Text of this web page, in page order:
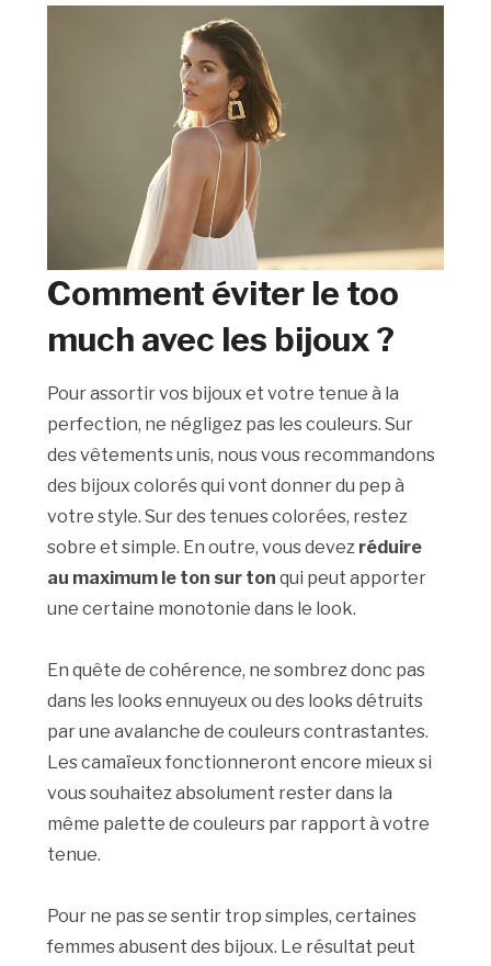
Comment éviter le too
much avec les bijoux ?
Pour assortir vos bijoux et votre tenue à la
perfection, ne négligez pas les couleurs. Sur
des vêtements unis, nous vous recommandons
des bijoux colorés qui vont donner du pep à
votre style. Sur des tenues colorées, restez
sobre et simple. En outre, vous devez réduire
au maximum le ton sur tonqui peut apporter
une certaine monotonie dans le look.
En quête de cohérence, ne sombrez donc pas
dans les looks ennuyeux ou des looks détruits
par une avalanche de couleurs contrastantes.
Les camaïeux fonctionneront encore mieux si
vous souhaitez absolument rester dans la
même palette de couleurs par rapport à votre
tenue.
Pour ne pas se sentir trop simples, certaines
femmes abusent des bijoux. Le résultat peut